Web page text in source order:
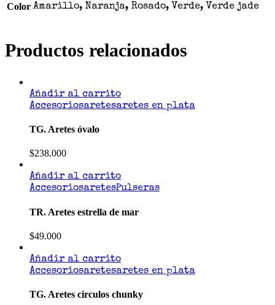
Color Amarillo, Naranja, Rosado, Verde, Verde jade
Productos relacionados
Añadir al carrito
Accesoriosaretesaretes en plata
TG. Aretes óvalo
$238.000
Añadir al carrito
AccesoriosaretesPulseras
TR. Aretes estrella de mar
$49.000
Añadir al carrito
Accesoriosaretesaretes en plata
TG. Aretes circulos chunky